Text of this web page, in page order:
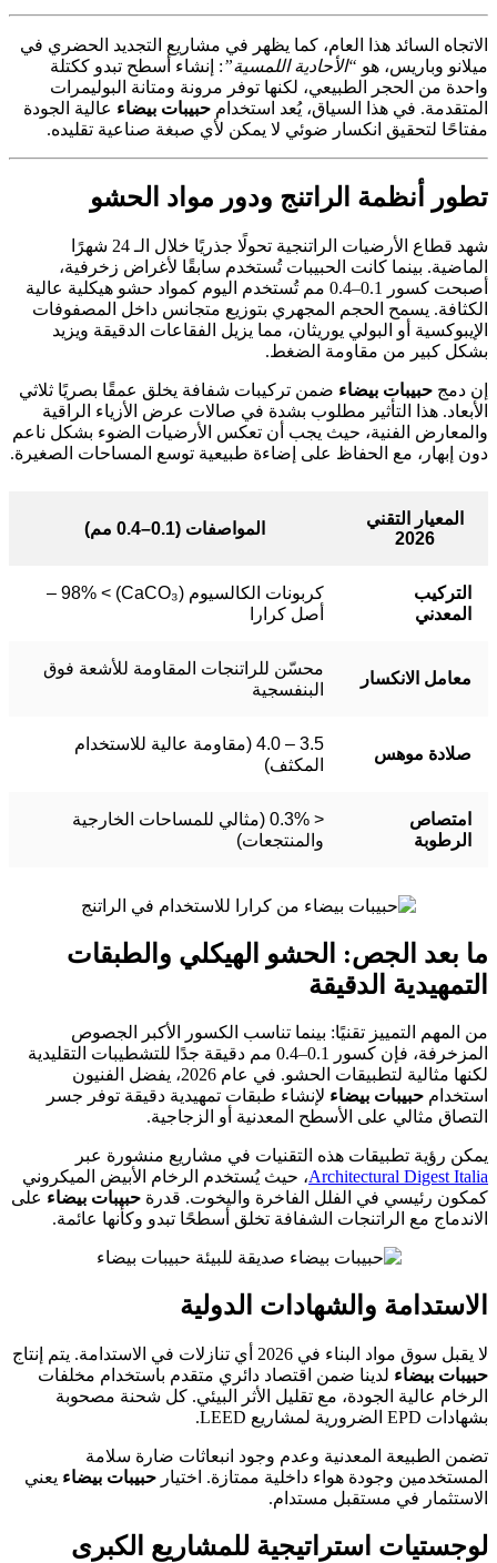
الاتجاه السائد هذا العام، كما يظهر في مشاريع التجديد الحضري في
ميلانو وباريس، هو “الأحادية اللمسية”: إنشاء أسطح تبدو ككتلة
واحدة من الحجر الطبيعي، لكنها توفر مرونة ومتانة البوليمرات
المتقدمة. في هذا السياق، يُعد استخدام حبيبات بيضاء عالية الجودة
مفتاحًا لتحقيق انكسار ضوئي لا يمكن لأي صبغة صناعية تقليده.
تطور أنظمة الراتنج ودور مواد الحشو
شهد قطاع الأرضيات الراتنجية تحولًا جذريًا خلال الـ 24 شهرًا
الماضية. بينما كانت الحبيبات تُستخدم سابقًا لأغراض زخرفية،
أصبحت كسور 0.1–0.4 مم تُستخدم اليوم كمواد حشو هيكلية عالية
الكثافة. يسمح الحجم المجهري بتوزيع متجانس داخل المصفوفات
الإيبوكسية أو البولي يوريثان، مما يزيل الفقاعات الدقيقة ويزيد
بشكل كبير من مقاومة الضغط.
إن دمج حبيبات بيضاء ضمن تركيبات شفافة يخلق عمقًا بصريًا ثلاثي
الأبعاد. هذا التأثير مطلوب بشدة في صالات عرض الأزياء الراقية
والمعارض الفنية، حيث يجب أن تعكس الأرضيات الضوء بشكل ناعم
دون إبهار، مع الحفاظ على إضاءة طبيعية توسع المساحات الصغيرة.
المعيار التقني
2026
المواصفات (0.1–0.4 مم)
التركيب
المعدني
كربونات الكالسيوم (CaCO₃) > 98% –
أصل كرارا
معامل الانكسار
محسّن للراتنجات المقاومة للأشعة فوق
البنفسجية
صلادة موهس
3.5 – 4.0 (مقاومة عالية للاستخدام
المكثف)
امتصاص
الرطوبة
< 0.3% (مثالي للمساحات الخارجية
والمنتجعات)
ما بعد الجص: الحشو الهيكلي والطبقات
التمهيدية الدقيقة
من المهم التمييز تقنيًا: بينما تناسب الكسور الأكبر الجصوص
المزخرفة، فإن كسور 0.1–0.4 مم دقيقة جدًا للتشطيبات التقليدية
لكنها مثالية لتطبيقات الحشو. في عام 2026، يفضل الفنيون
استخدام حبيبات بيضاء لإنشاء طبقات تمهيدية دقيقة توفر جسر
التصاق مثالي على الأسطح المعدنية أو الزجاجية.
يمكن رؤية تطبيقات هذه التقنيات في مشاريع منشورة عبر
Architectural Digest Italia، حيث يُستخدم الرخام الأبيض الميكروني
كمكون رئيسي في الفلل الفاخرة واليخوت. قدرة حبيبات بيضاء على
الاندماج مع الراتنجات الشفافة تخلق أسطحًا تبدو وكأنها عائمة.
الاستدامة والشهادات الدولية
لا يقبل سوق مواد البناء في 2026 أي تنازلات في الاستدامة. يتم إنتاج
حبيبات بيضاء لدينا ضمن اقتصاد دائري متقدم باستخدام مخلفات
الرخام عالية الجودة، مع تقليل الأثر البيئي. كل شحنة مصحوبة
بشهادات EPD الضرورية لمشاريع LEED.
تضمن الطبيعة المعدنية وعدم وجود انبعاثات ضارة سلامة
المستخدمين وجودة هواء داخلية ممتازة. اختيار حبيبات بيضاء يعني
الاستثمار في مستقبل مستدام.
لوجستيات استراتيجية للمشاريع الكبرى